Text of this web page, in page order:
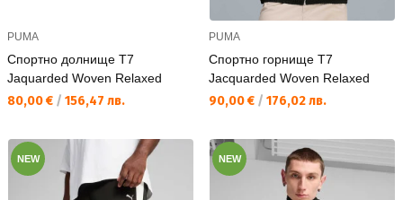
PUMA
Спортно долнище T7
Jaquarded Woven Relaxed
Текуща цена:
80,00 € / 156,47 лв.
PUMA
Спортно горнище T7
Jacquarded Woven Relaxed
Текуща цена:
90,00 € / 176,02 лв.
NEW NEW